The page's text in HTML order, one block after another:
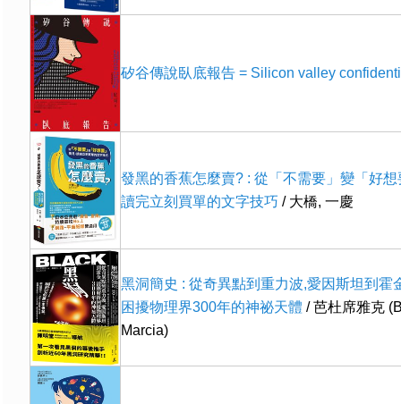
矽谷傳說臥底報告 = Silicon valley
發黑的香蕉怎麼賣? : 從「不需要」變「好
讀完立刻買單的文字技巧 / 大橋, 一慶
黑洞簡史 : 從奇異點到重力波,愛因斯坦到霍
困擾物理界300年的神祕天體 / 芭杜席雅克
Marcia)